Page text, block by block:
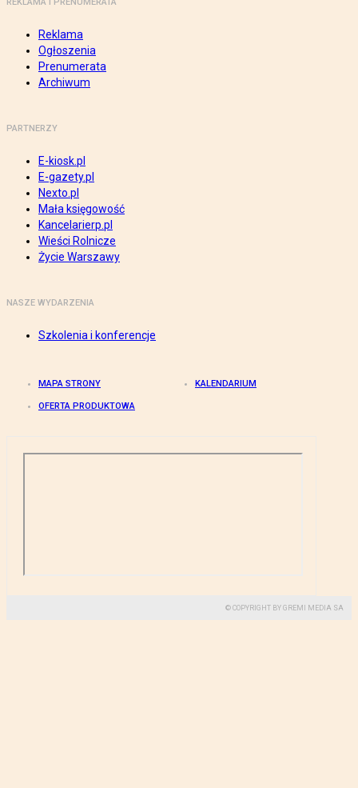
Reklama
Ogłoszenia
Prenumerata
Archiwum
PARTNERZY
E-kiosk.pl
E-gazety.pl
Nexto.pl
Mała księgowość
Kancelarierp.pl
Wieści Rolnicze
Życie Warszawy
NASZE WYDARZENIA
Szkolenia i konferencje
MAPA STRONY KALENDARIUM
OFERTA PRODUKTOWA
© COPYRIGHT BY GREMI MEDIA SA